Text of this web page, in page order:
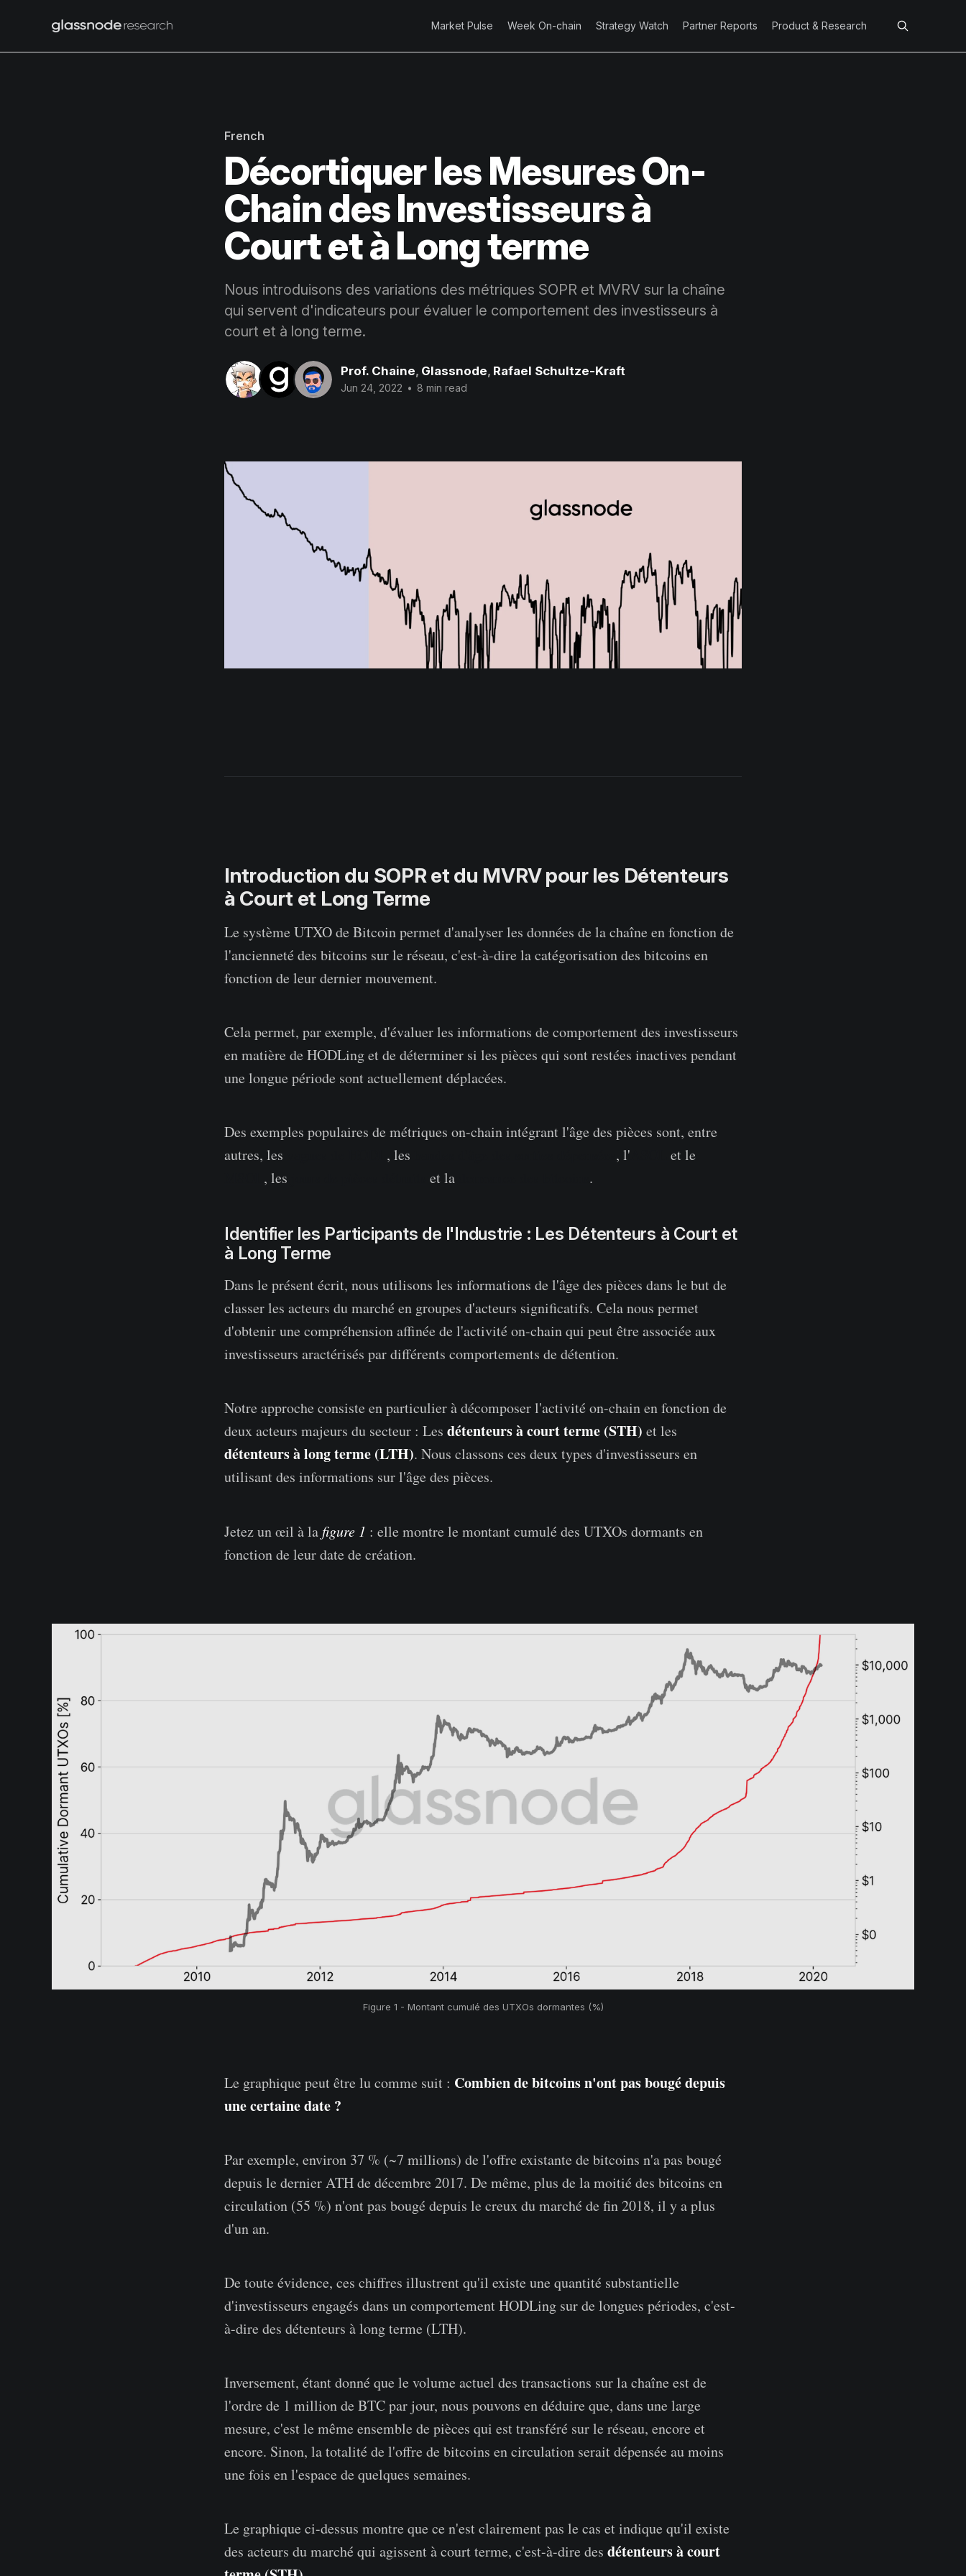
Market Pulse Week On-chain Strategy Watch Partner Reports Product & Research
French
Décortiquer les Mesures On-
Chain des Investisseurs à
Court et à Long terme
Nous introduisons des variations des métriques SOPR et MVRV sur la chaîne
qui servent d'indicateurs pour évaluer le comportement des investisseurs à
court et à long terme.
Prof. Chaine, Glassnode, Rafael Schultze-Kraft
Jun 24, 2022 • 8 min read
Introduction du SOPR et du MVRV pour les Détenteurs
à Court et Long Terme
Le système UTXO de Bitcoin permet d'analyser les données de la chaîne en fonction de
l'ancienneté des bitcoins sur le réseau, c'est-à-dire la catégorisation des bitcoins en
fonction de leur dernier mouvement.
Cela permet, par exemple, d'évaluer les informations de comportement des investisseurs
en matière de HODLing et de déterminer si les pièces qui sont restées inactives pendant
une longue période sont actuellement déplacées.
Des exemples populaires de métriques on-chain intégrant l'âge des pièces sont, entre
autres, les
, les , l'
et le
, les et la .
Identifier les Participants de l'Industrie : Les Détenteurs à Court et
à Long Terme
Dans le présent écrit, nous utilisons les informations de l'âge des pièces dans le but de
classer les acteurs du marché en groupes d'acteurs significatifs. Cela nous permet
d'obtenir une compréhension affinée de l'activité on-chain qui peut être associée aux
investisseurs aractérisés par différents comportements de détention.
Notre approche consiste en particulier à décomposer l'activité on-chain en fonction de
deux acteurs majeurs du secteur : Les détenteurs à court terme (STH) et les
détenteurs à long terme (LTH). Nous classons ces deux types d'investisseurs en
utilisant des informations sur l'âge des pièces.
Jetez un œil à la figure 1 : elle montre le montant cumulé des UTXOs dormants en
fonction de leur date de création.
Figure 1 - Montant cumulé des UTXOs dormantes (%)
Le graphique peut être lu comme suit : Combien de bitcoins n'ont pas bougé depuis
une certaine date ?
Par exemple, environ 37 % (~7 millions) de l'offre existante de bitcoins n'a pas bougé
depuis le dernier ATH de décembre 2017. De même, plus de la moitié des bitcoins en
circulation (55 %) n'ont pas bougé depuis le creux du marché de fin 2018, il y a plus
d'un an.
De toute évidence, ces chiffres illustrent qu'il existe une quantité substantielle
d'investisseurs engagés dans un comportement HODLing sur de longues périodes, c'est-
à-dire des détenteurs à long terme (LTH).
Inversement, étant donné que le volume actuel des transactions sur la chaîne est de
l'ordre de 1 million de BTC par jour, nous pouvons en déduire que, dans une large
mesure, c'est le même ensemble de pièces qui est transféré sur le réseau, encore et
encore. Sinon, la totalité de l'offre de bitcoins en circulation serait dépensée au moins
une fois en l'espace de quelques semaines.
Le graphique ci-dessus montre que ce n'est clairement pas le cas et indique qu'il existe
des acteurs du marché qui agissent à court terme, c'est-à-dire des détenteurs à court